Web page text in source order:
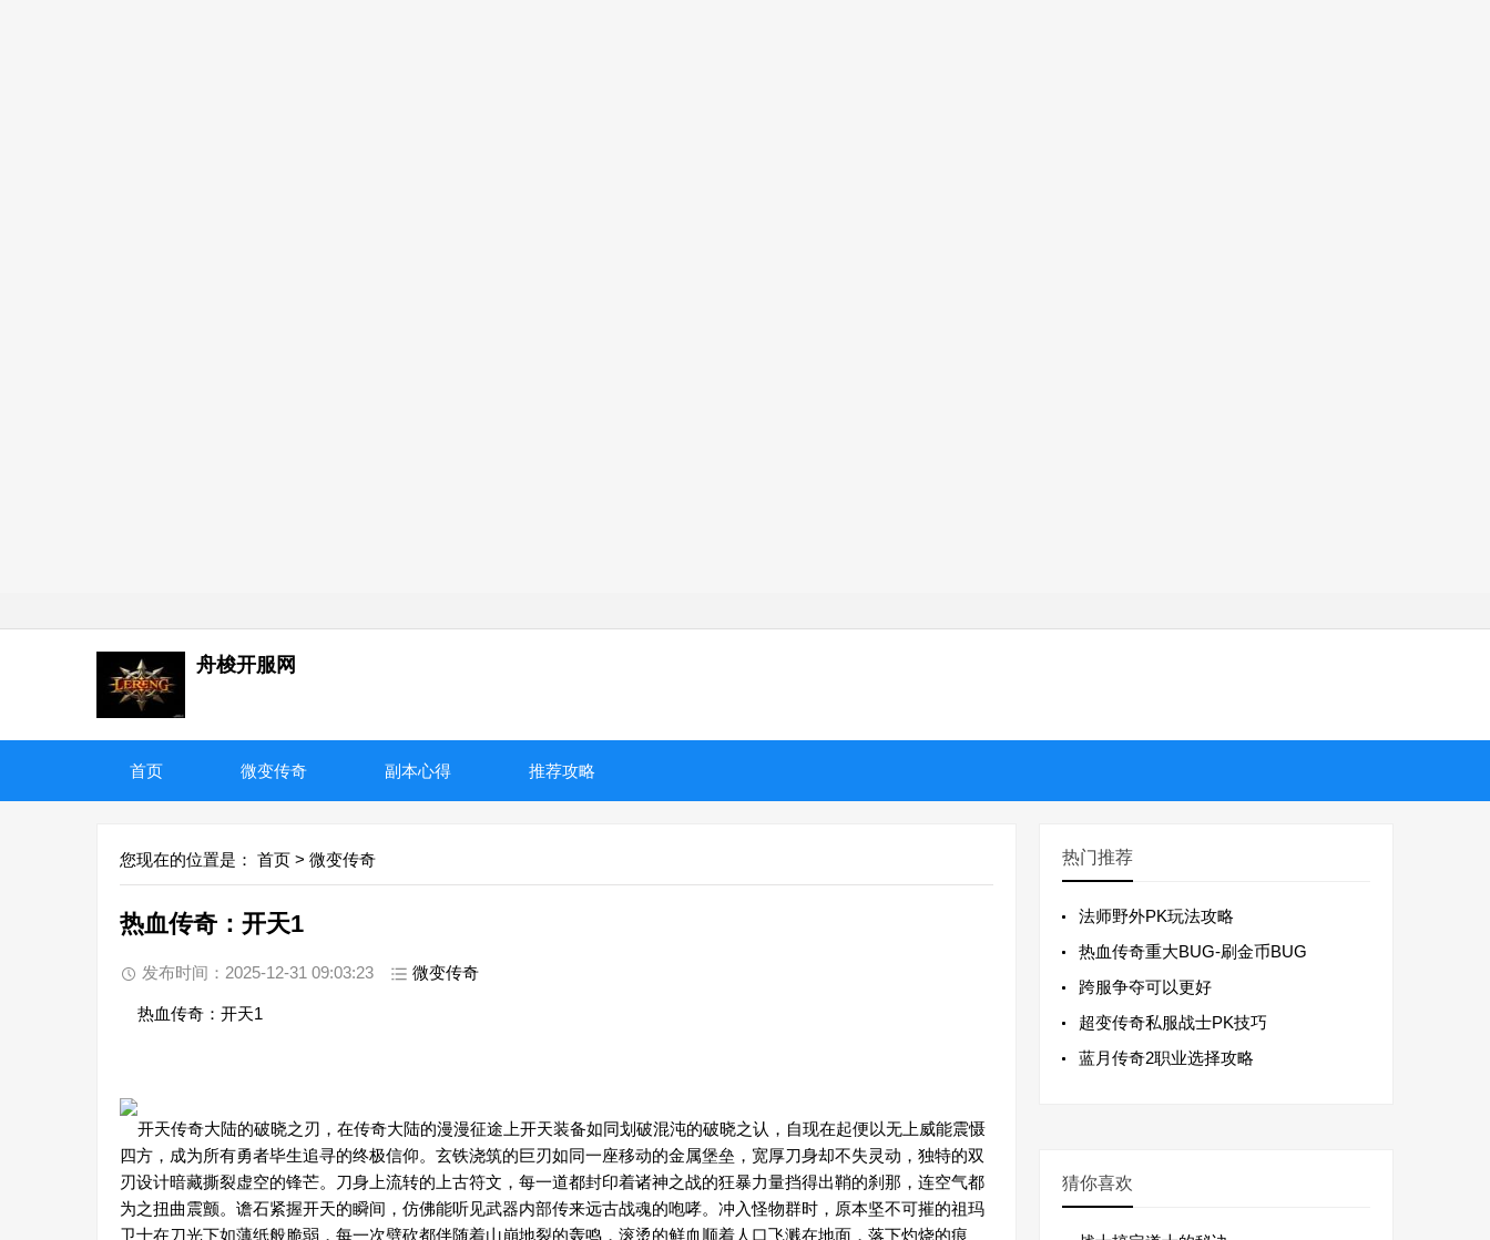
舟梭开服网
首页 微变传奇 副本心得 推荐攻略
您现在的位置是： 首页 > 微变传奇
热血传奇：开天1
发布时间：2025-12-31 09:03:23 微变传奇
热血传奇：开天1
开天传奇大陆的破晓之刃，在传奇大陆的漫漫征途上开天装备如同划破混沌的破晓之认，自现在起便以无上威能震慑
四方，成为所有勇者毕生追寻的终极信仰。玄铁浇筑的巨刃如同一座移动的金属堡垒，宽厚刀身却不失灵动，独特的双
刃设计暗藏撕裂虚空的锋芒。刀身上流转的上古符文，每一道都封印着诸神之战的狂暴力量挡得出鞘的刹那，连空气都
为之扭曲震颤。谵石紧握开天的瞬间，仿佛能听见武器内部传来远古战魂的咆哮。冲入怪物群时，原本坚不可摧的祖玛
卫士在刀光下如薄纸般脆弱，每一次劈砍都伴随着山崩地裂的轰鸣，滚烫的鲜血顺着人口飞溅在地面，落下灼烧的痕
热门推荐
法师野外PK玩法攻略
热血传奇重大BUG-刷金币BUG
跨服争夺可以更好
超变传奇私服战士PK技巧
蓝月传奇2职业选择攻略
猜你喜欢